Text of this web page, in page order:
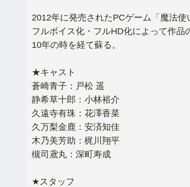
2012年に発売されたPCゲーム「魔法使
フルボイス化・フルHD化によって作品
10年の時を経て蘇る。
★キャスト
蒼崎青子：戸松 遥
静希草十郎：小林裕介
久遠寺有珠：花澤香菜
久万梨金鹿：安済知佳
木乃美芳助：梶川翔平
槻司鳶丸：深町寿成
★スタッフ